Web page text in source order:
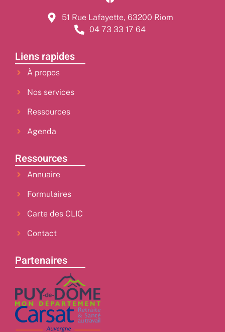
51 Rue Lafayette, 63200 Riom
04 73 33 17 64
Liens rapides
À propos
Nos services
Ressources
Agenda
Ressources
Annuaire
Formulaires
Carte des CLIC
Contact
Partenaires